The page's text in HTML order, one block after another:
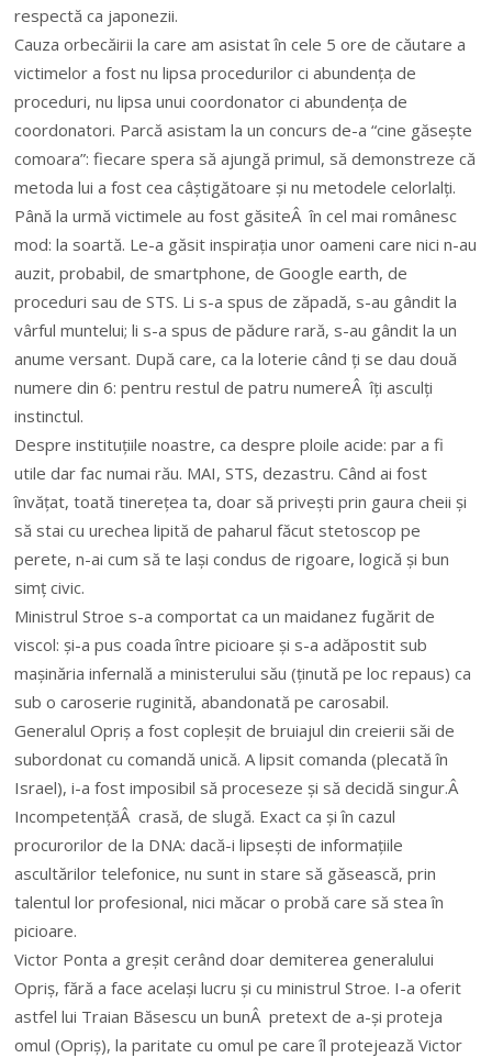
respectă ca japonezii.
Cauza orbecăirii la care am asistat în cele 5 ore de căutare a
victimelor a fost nu lipsa procedurilor ci abundența de
proceduri, nu lipsa unui coordonator ci abundența de
coordonatori. Parcă asistam la un concurs de-a “cine găsește
comoara”: fiecare spera să ajungă primul, să demonstreze că
metoda lui a fost cea câștigătoare și nu metodele celorlalți.
Până la urmă victimele au fost găsiteÂ în cel mai românesc
mod: la soartă. Le-a găsit inspirația unor oameni care nici n-au
auzit, probabil, de smartphone, de Google earth, de
proceduri sau de STS. Li s-a spus de zăpadă, s-au gândit la
vârful muntelui; li s-a spus de pădure rară, s-au gândit la un
anume versant. După care, ca la loterie când ți se dau două
numere din 6: pentru restul de patru numereÂ îți asculți
instinctul.
Despre instituțiile noastre, ca despre ploile acide: par a fi
utile dar fac numai rău. MAI, STS, dezastru. Când ai fost
învățat, toată tinerețea ta, doar să privești prin gaura cheii și
să stai cu urechea lipită de paharul făcut stetoscop pe
perete, n-ai cum să te lași condus de rigoare, logică și bun
simț civic.
Ministrul Stroe s-a comportat ca un maidanez fugărit de
viscol: și-a pus coada între picioare și s-a adăpostit sub
mașinăria infernală a ministerului său (ținută pe loc repaus) ca
sub o caroserie ruginită, abandonată pe carosabil.
Generalul Opriș a fost copleșit de bruiajul din creierii săi de
subordonat cu comandă unică. A lipsit comanda (plecată în
Israel), i-a fost imposibil să proceseze și să decidă singur.Â
IncompetențăÂ crasă, de slugă. Exact ca și în cazul
procurorilor de la DNA: dacă-i lipsești de informațiile
ascultărilor telefonice, nu sunt in stare să găsească, prin
talentul lor profesional, nici măcar o probă care să stea în
picioare.
Victor Ponta a greșit cerând doar demiterea generalului
Opriș, fără a face același lucru și cu ministrul Stroe. I-a oferit
astfel lui Traian Băsescu un bunÂ pretext de a-și proteja
omul (Opriș), la paritate cu omul pe care îl protejează Victor